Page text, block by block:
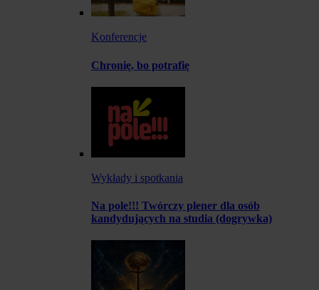
Konferencje
Chronię, bo potrafię
Wykłady i spotkania
Na pole!!! Twórczy plener dla osób
kandydujących na studia (dogrywka)